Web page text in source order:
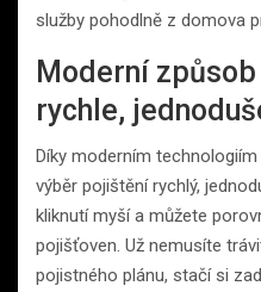
služby pohodlně z domova
Moderní
rychle,
Díky moderním technologiím
výběr pojištění rychlý,
kliknutí myší a můžete
pojišťoven. Už nemusíte
pojistného plánu, stačí si